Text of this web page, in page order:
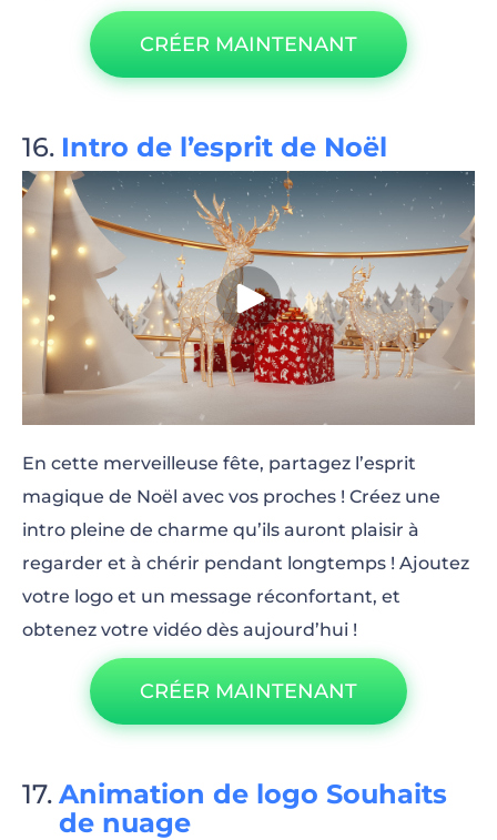
CRÉER MAINTENANT
Intro de l’esprit de Noël
En cette merveilleuse fête, partagez l’esprit
magique de Noël avec vos proches ! Créez une
intro pleine de charme qu’ils auront plaisir à
regarder et à chérir pendant longtemps ! Ajoutez
votre logo et un message réconfortant, et
obtenez votre vidéo dès aujourd’hui !
CRÉER MAINTENANT
Animation de logo Souhaits
de nuage